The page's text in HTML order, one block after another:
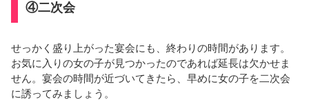
④二次会
せっかく盛り上がった宴会にも、終わりの時間があります。
お気に入りの女の子が見つかったのであれば延長は欠かせま
せん。宴会の時間が近づいてきたら、早めに女の子を二次会
に誘ってみましょう。